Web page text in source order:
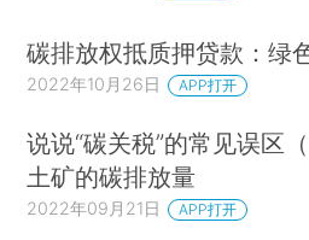
碳排放权抵质押贷款：绿
2022年10月26日 APP打开
说说“碳关税”的常见误区
土矿的碳排放量
2022年09月21日 APP打开